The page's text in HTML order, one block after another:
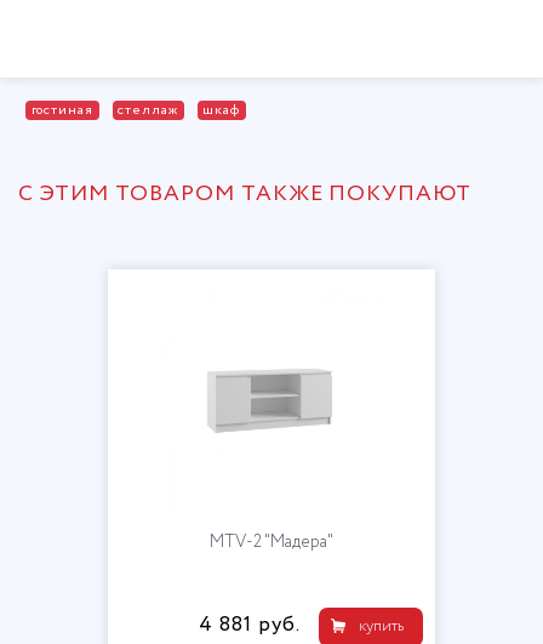
гостиная стеллаж шкаф
С ЭТИМ ТОВАРОМ ТАКЖЕ ПОКУПАЮТ
MTV-2 "Мадера"
купить
4 881 руб.